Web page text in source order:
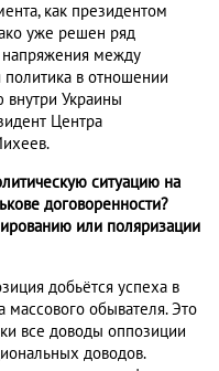
как президентом
уже решен ряд
напряжения между
в отношении
внутри Украины
Центра
ситуацию на
договоренности?
или поляризации
добьётся успеха в
массового обывателя. Это
все доводы оппозиции
доводов.